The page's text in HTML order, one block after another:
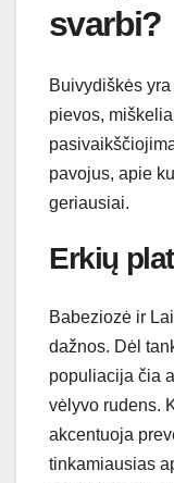
svarbi?
Buivydiškės
pievos,
pavojus, apie
geriausiai.
Erkių
Babeziozė ir
dažnos. Dėl
populiacija čia
vėlyvo rudens.
akcentuoja
tinkamiausias